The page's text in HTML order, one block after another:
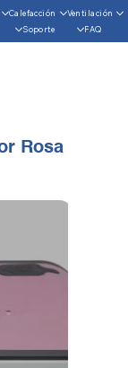
Calefacción
Ventilación
Soporte FAQ
Rosa